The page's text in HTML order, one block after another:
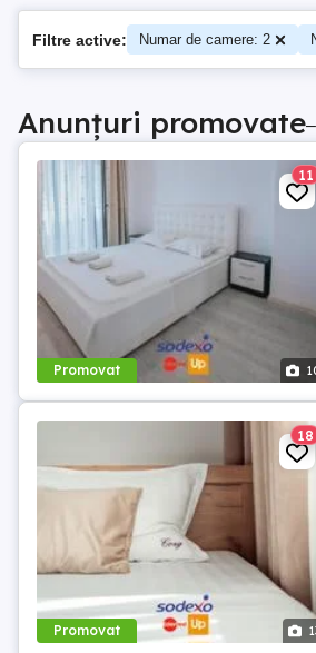
Filtre active: Numar de camere: 2
Anunțuri promovate–
Promovat
11
Promovat
18